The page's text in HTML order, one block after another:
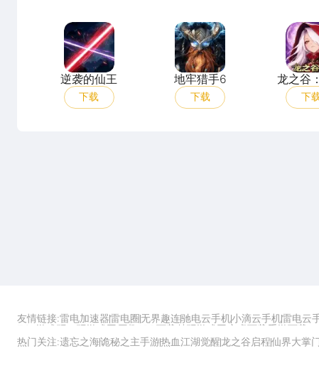
逆袭的仙王
逆袭的仙王
下载
地牢猎手6
地牢猎手6
下载
龙之谷
下
友情链接:雷电加速器雷电圈无界趣连驰电云手机小滴云手机雷电云
ZOL游戏 玩一玩游戏网 历趣APP下载 特玩游戏网 安卓下载 手游下载
热门关注:遗忘之海诡秘之主手游热血江湖觉醒龙之谷启程仙界大掌